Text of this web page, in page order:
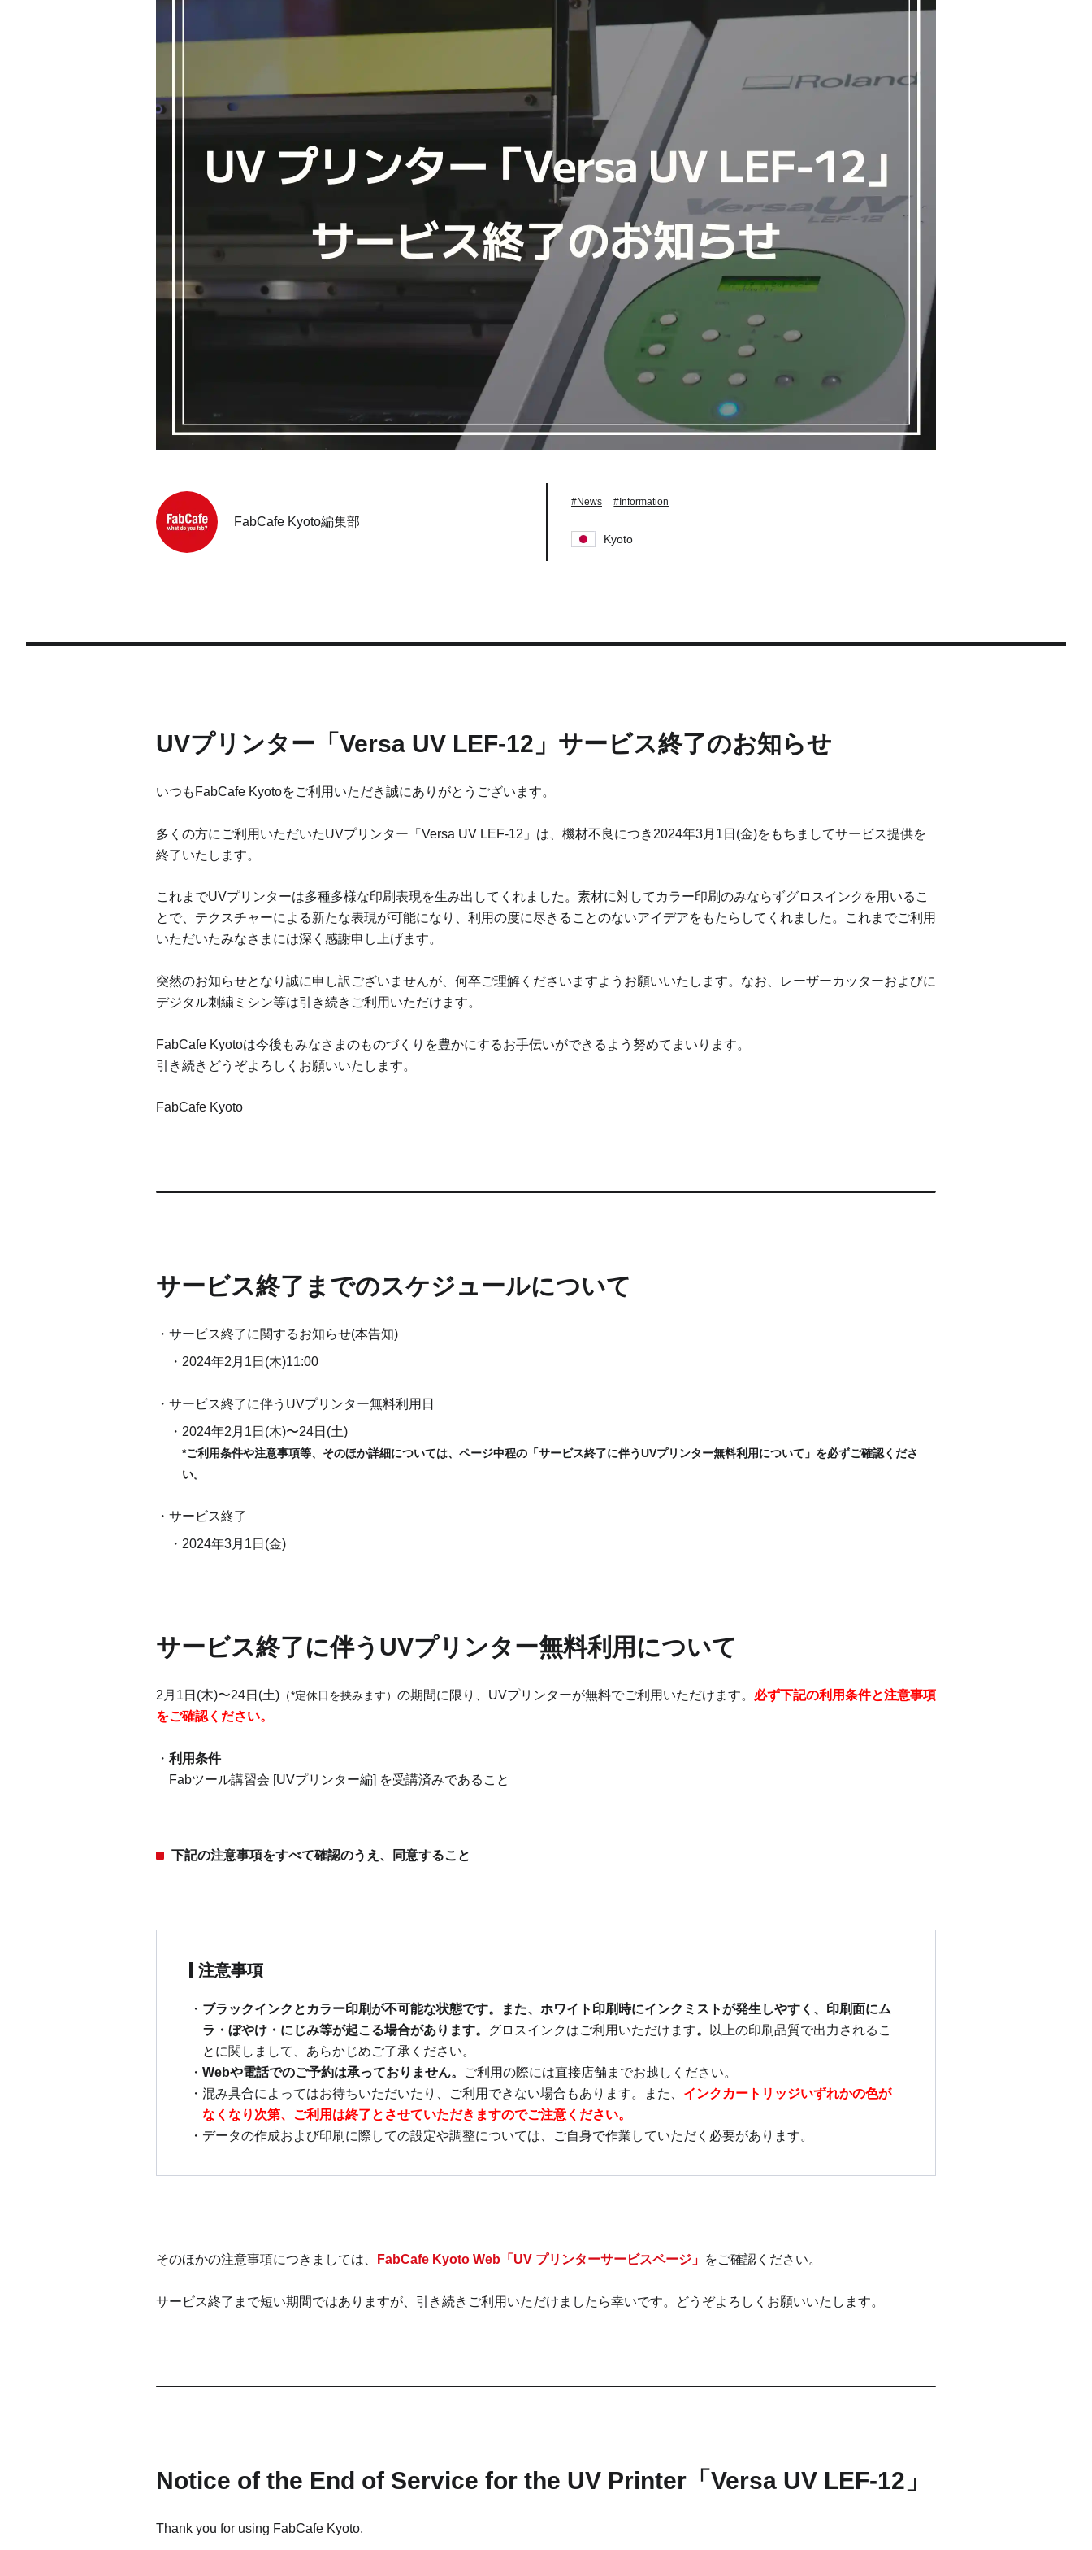
FabCafe Kyoto編集部
#News #Information
Kyoto
UVプリンター「Versa UV LEF-12」サービス終了のお知らせ
いつもFabCafe Kyotoをご利用いただき誠にありがとうございます。
多くの方にご利用いただいたUVプリンター「Versa UV LEF-12」は、機材不良につき2024年3月1日(金)をもちましてサービス提供を
終了いたします。
これまでUVプリンターは多種多様な印刷表現を生み出してくれました。 素材に対してカラー印刷のみならずグロスインクを用いるこ
とで、テクスチャーによる新たな表現が可能になり、利用の度に尽きることのないアイデアをもたらしてくれました。
これまでご利用
いただいたみなさまには深く感謝申し上げます。
突然のお知らせとなり誠に申し訳ございませんが、何卒ご理解くださいますようお願いいたします。 なお、レーザーカッターおよびに
デジタル刺繍ミシン等は引き続きご利用いただけます。
FabCafe Kyotoは今後もみなさまのものづくりを豊かにするお手伝いができるよう努めてまいります。
引き続きどうぞよろしくお願いいたします。
FabCafe Kyoto
サービス終了までのスケジュールについて
サービス終了に関するお知らせ(本告知)
2024年2月1日(木)11:00
サービス終了に伴うUVプリンター無料利用日
2024年2月1日(木)〜24日(土)
*ご利用条件や注意事項等、そのほか詳細については、ページ中程の「サービス終了に伴うUVプリンター無料利用について」を必ずご確認くださ
い。
サービス終了
2024年3月1日(金)
サービス終了に伴うUVプリンター無料利用について
2月1日(木)〜24日(土) （*定休日を挟みます） の期間に限り、UVプリンターが無料でご利用いただけます。 必ず下記の利用条件と注意事項
をご確認ください。
利用条件
Fabツール講習会 [UVプリンター編] を受講済みであること
下記の注意事項をすべて確認のうえ、同意すること
注意事項
ブラックインクとカラー印刷が不可能な状態です。また、ホワイト印刷時にインクミストが発生しやすく、印刷面にム
ラ・ぼやけ・にじみ等が起こる場合があります。 グロスインクはご利用いただけます。 以上の印刷品質で出力されるこ
とに関しまして、あらかじめご了承ください。
Webや電話でのご予約は承っておりません。
ご利用の際には直接店舗までお越しください。
混み具合によってはお待ちいただいたり、ご利用できない場合もあります。また、 インクカートリッジいずれかの色が
なくなり次第、ご利用は終了とさせていただきますのでご注意ください。
データの作成および印刷に際しての設定や調整については、ご自身で作業していただく必要があります。
そのほかの注意事項につきましては、 FabCafe Kyoto Web「UV プリンターサービスページ」 をご確認ください。
サービス終了まで短い期間ではありますが、引き続きご利用いただけましたら幸いです。どうぞよろしくお願いいたします。
Notice of the End of Service for the UV Printer「Versa UV LEF-12」
Thank you for using FabCafe Kyoto.